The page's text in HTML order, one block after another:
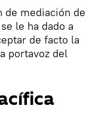
de mediación de
le ha dado a
de facto la
portavoz del